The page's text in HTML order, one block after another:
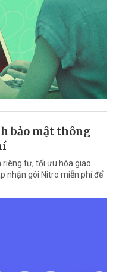
bảo mật thông
riêng tư, tối ưu hóa giao
nhận gói Nitro miễn phí để